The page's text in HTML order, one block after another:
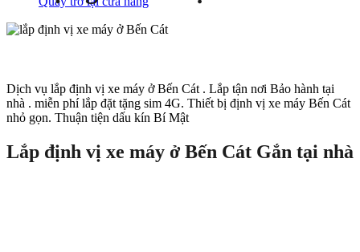
Dịch vụ lắp định vị xe máy ở Bến Cát . Lắp tận nơi Bảo hành tại
nhà . miễn phí lắp đặt tặng sim 4G. Thiết bị định vị xe máy Bến Cát
nhỏ gọn. Thuận tiện dấu kín Bí Mật
Lắp định vị xe máy ở Bến Cát Gắn tại nhà